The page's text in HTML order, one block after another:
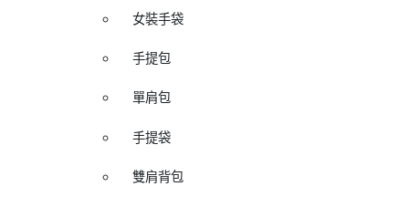
女裝手袋
手提包
單肩包
手提袋
雙肩背包